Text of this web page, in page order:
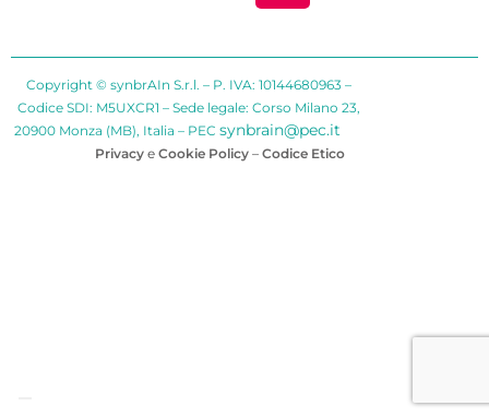
Copyright © synbrAIn S.r.l. – P. IVA: 10144680963 –
Codice SDI: M5UXCR1 – Sede legale: Corso Milano 23,
20900 Monza (MB), Italia – PEC synbrain@pec.it
Privacy e Cookie Policy – Codice Etico